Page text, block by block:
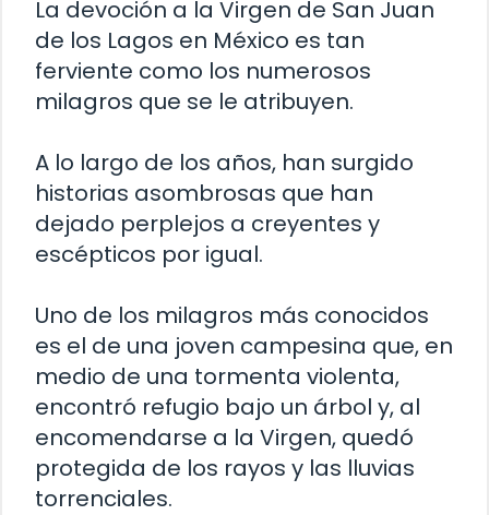
La devoción a la Virgen de San Juan
de los Lagos en México es tan
ferviente como los numerosos
milagros que se le atribuyen.
A lo largo de los años, han surgido
historias asombrosas que han
dejado perplejos a creyentes y
escépticos por igual.
Uno de los milagros más conocidos
es el de una joven campesina que, en
medio de una tormenta violenta,
encontró refugio bajo un árbol y, al
encomendarse a la Virgen, quedó
protegida de los rayos y las lluvias
torrenciales.